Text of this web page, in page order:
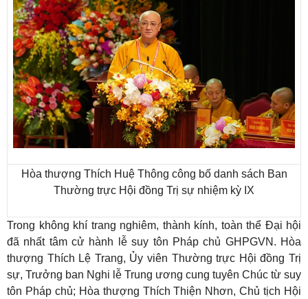
Hòa thượng Thích Huệ Thông công bố danh sách Ban
Thường trực Hội đồng Trị sự nhiệm kỳ IX
Trong không khí trang nghiêm, thành kính, toàn thể Đại hội
đã nhất tâm cử hành lễ suy tôn Pháp chủ GHPGVN. Hòa
thượng Thích Lệ Trang, Ủy viên Thường trực Hội đồng Trị
sự, Trưởng ban Nghi lễ Trung ương cung tuyên Chúc từ suy
tôn Pháp chủ; Hòa thượng Thích Thiện Nhơn, Chủ tịch Hội